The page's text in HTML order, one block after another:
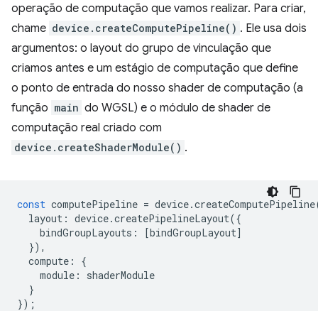
operação de computação que vamos realizar. Para criar,
chame device.createComputePipeline() . Ele usa dois
argumentos: o layout do grupo de vinculação que
criamos antes e um estágio de computação que define
o ponto de entrada do nosso shader de computação (a
função main do WGSL) e o módulo de shader de
computação real criado com
device.createShaderModule() .
const computePipeline = device.createComputePipeline
layout : device.createPipelineLayout({
bindGroupLayouts : [bindGroupLayout]
}),
compute :
{
module :
shaderModule
}
});